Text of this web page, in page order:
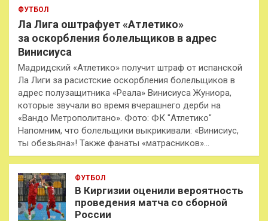
ФУТБОЛ
Ла Лига оштрафует «Атлетико»
за оскорбления болельщиков в адрес
Винисиуса
Мадридский «Атлетико» получит штраф от испанской
Ла Лиги за расистские оскорбления болельщиков в
адрес полузащитника «Реала» Винисиуса Жуниора,
которые звучали во время вчерашнего дерби на
«Вандо Метрополитано». Фото: ФК "Атлетико"
Напомним, что болельщики выкрикивали: «Винисиус,
ты обезьяна»! Также фанаты «матрасников»…
ФУТБОЛ
В Киргизии оценили вероятность
проведения матча со сборной
России